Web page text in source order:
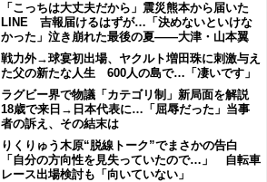
「こっちは大丈夫だから」震災熊本から届いた
LINE 吉報届けるはずが…「決めないといけな
かった」泣き崩れた最後の夏――大津・山本翼
戦力外→球宴初出場、ヤクルト増田珠に刺激与え
た父の新たな人生 600人の島で…「凄いです」
ラグビー界で物議「カテゴリ制」新局面を解説
18歳で来日→日本代表に…「屈辱だった」当事
者の訴え、その結末は
りくりゅう木原“脱線トーク”でまさかの告白
「自分の方向性を見失っていたので…」 自転車
レース出場検討も「向いていない」